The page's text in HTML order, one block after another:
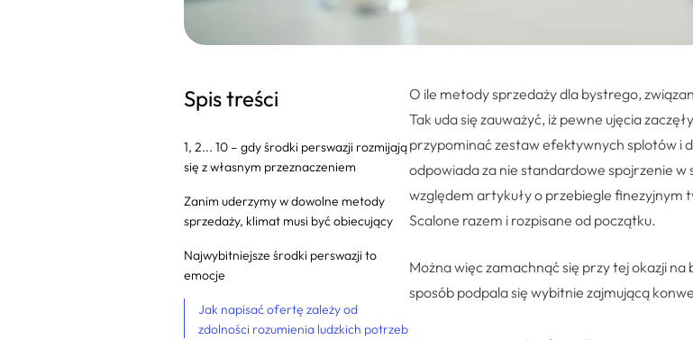
Spis treści
1, 2... 10 – gdy środki perswazji rozmijają
się z własnym przeznaczeniem
Zanim uderzymy w dowolne metody
sprzedaży, klimat musi być obiecujący
Najwybitniejsze środki perswazji to
emocje
Jak napisać ofertę zależy od
zdolności rozumienia ludzkich potrzeb
O ile metody sprzedaży dla bystrego,
Tak uda się zauważyć, iż pewne ujęcia
przypominać zestaw efektywnych splotów i
odpowiada za nie standardowe spojrzenie
względem artykuły o przebiegle finezyjnym
Scalone razem i rozpisane od początku.
Można więc zamachnąć się przy tej okazji
sposób podpala się wybitnie zajmującą